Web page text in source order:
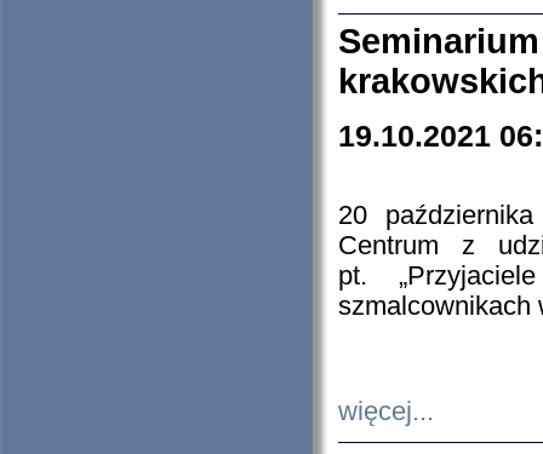
19.10.2021
20
Centrum z
pt.
szmalcownikach
więcej...